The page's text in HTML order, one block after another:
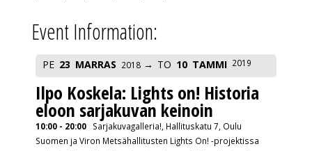
Event Information:
PE 23 MARRAS 2018 TO 10 TAMMI 2019
Ilpo Koskela: Lights on! Historia
eloon sarjakuvan keinoin
10:00 - 20:00
Sarjakuvagalleria!, Hallituskatu 7, Oulu
Suomen ja Viron Metsähallitusten Lights On! -projektissa